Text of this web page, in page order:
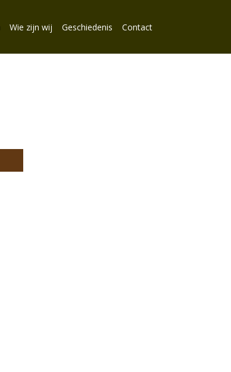
Wie zijn wij Geschiedenis Contact